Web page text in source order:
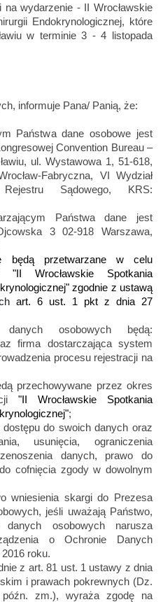
wydarzenie - II Wrocławskie
Endokrynologicznej, które
w terminie 3 - 4 listopada
informuje Pana/ Panią, że:
Państwa dane osobowe jest
Convention Bureau –
ul. Wystawowa 1, 51-618,
Fabryczna, VI Wydział
Sądowego, KRS:
Państwa dane jest
3 02-918 Warszawa,
będą przetwarzane w celu
"II Wrocławskie Spotkania
zgodnie z ustawą
art. 6 ust. 1 pkt z dnia 27
osobowych będą:
firma dostarczająca system
procesu rejestracji na
przechowywane przez okres
"II Wrocławskie Spotkania
;
dostępu do swoich danych oraz
usunięcia, ograniczenia
danych, prawo do
cofnięcia zgody w dowolnym
wniesienia skargi do Prezesa
jeśli uważają Państwo,
osobowych narusza
o Ochronie Danych
roku.
z art. 81 ust. 1 ustawy z dnia
i prawach pokrewnych (Dz.
zm.), wyraża zgodę na